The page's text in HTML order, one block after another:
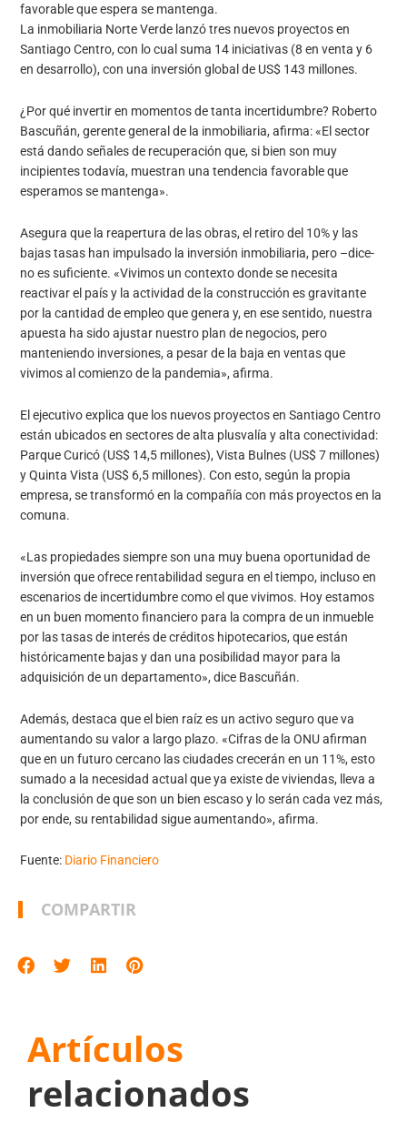
favorable que espera se mantenga.
La inmobiliaria Norte Verde lanzó tres nuevos proyectos en
Santiago Centro, con lo cual suma 14 iniciativas (8 en venta y 6
en desarrollo), con una inversión global de US$ 143 millones.
¿Por qué invertir en momentos de tanta incertidumbre? Roberto
Bascuñán, gerente general de la inmobiliaria, afirma: «El sector
está dando señales de recuperación que, si bien son muy
incipientes todavía, muestran una tendencia favorable que
esperamos se mantenga».
Asegura que la reapertura de las obras, el retiro del 10% y las
bajas tasas han impulsado la inversión inmobiliaria, pero –dice-
no es suficiente. «Vivimos un contexto donde se necesita
reactivar el país y la actividad de la construcción es gravitante
por la cantidad de empleo que genera y, en ese sentido, nuestra
apuesta ha sido ajustar nuestro plan de negocios, pero
manteniendo inversiones, a pesar de la baja en ventas que
vivimos al comienzo de la pandemia», afirma.
El ejecutivo explica que los nuevos proyectos en Santiago Centro
están ubicados en sectores de alta plusvalía y alta conectividad:
Parque Curicó (US$ 14,5 millones), Vista Bulnes (US$ 7 millones)
y Quinta Vista (US$ 6,5 millones). Con esto, según la propia
empresa, se transformó en la compañía con más proyectos en la
comuna.
«Las propiedades siempre son una muy buena oportunidad de
inversión que ofrece rentabilidad segura en el tiempo, incluso en
escenarios de incertidumbre como el que vivimos. Hoy estamos
en un buen momento financiero para la compra de un inmueble
por las tasas de interés de créditos hipotecarios, que están
históricamente bajas y dan una posibilidad mayor para la
adquisición de un departamento», dice Bascuñán.
Además, destaca que el bien raíz es un activo seguro que va
aumentando su valor a largo plazo. «Cifras de la ONU afirman
que en un futuro cercano las ciudades crecerán en un 11%, esto
sumado a la necesidad actual que ya existe de viviendas, lleva a
la conclusión de que son un bien escaso y lo serán cada vez más,
por ende, su rentabilidad sigue aumentando», afirma.
Fuente: Diario Financiero
COMPARTIR
Artículos
relacionados